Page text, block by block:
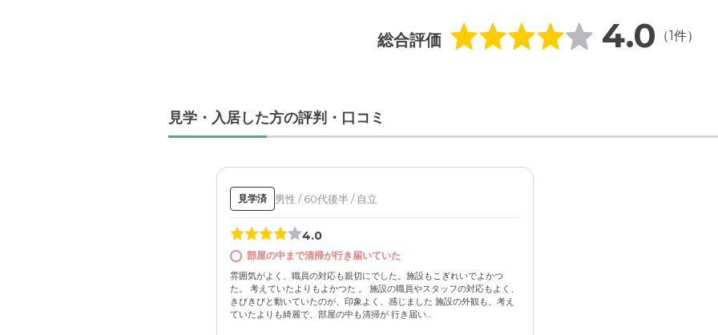
総合評価 4.0 （1件）
見学・入居した方の評判・口コミ
見学済 男性 / 60代後半 / 自立
4.0
部屋の中まで清掃が行き届いていた
雰囲気がよく、職員の対応も親切にでした。施設もこぎれいでよかつ
た。 考えていたよりもよかつた 。 施設の職員やスタッフの対応もよく、
きびきびと動いていたのが、印象よく、感じました 施設の外観も、考え
ていたよりも綺麗で、部屋の中も清掃が 行き届い...